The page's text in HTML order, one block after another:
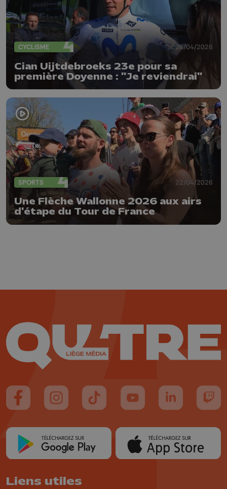
CYCLISME 26/04/2026
Cian Uijtdebroeks 23e pour sa
première Doyenne : "Je reviendrai"
SPORTS 22/04/2026
Une Flèche Wallonne 2026 aux airs
d'étape du Tour de France
Suivez-nous sur FaceBook
Suivez-nous sur Instagram
Suivez-nous sur TikTok
Suivez-nous sur YouTube
Suivez-nous
Liens utiles